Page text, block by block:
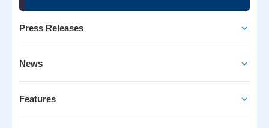
Press Releases
News
Features